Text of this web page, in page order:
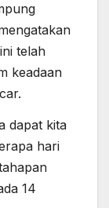
telah
keadaan
dapat kita
hari
14